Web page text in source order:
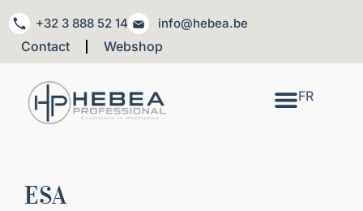
+32 3 888 52 14 info@hebea.be
Contact Webshop
FR
ESA